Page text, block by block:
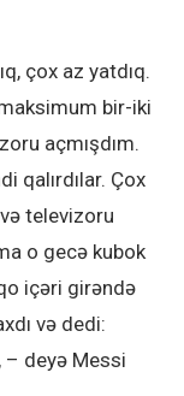
çox az yatdıq.
bir-iki
açmışdım.
qalırdılar. Çox
televizoru
o gecə kubok
içəri girəndə
və dedi:
– deyə Messi